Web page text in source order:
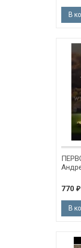
В
770 ₽
В